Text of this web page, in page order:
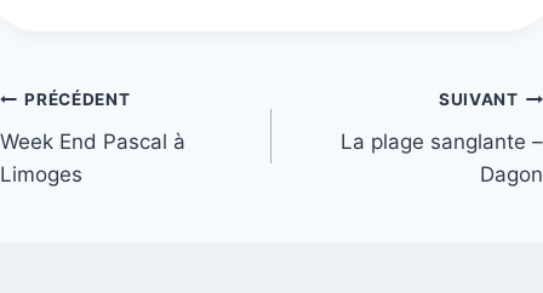
Navigation
de
PRÉCÉDENT
Week End Pascal à
Limoges
SUIVANT
La plage sanglante –
Dagon